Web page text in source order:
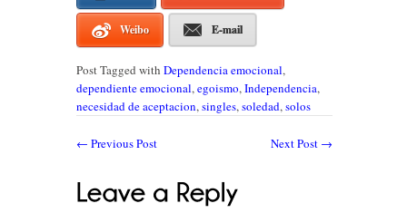
Weibo E-mail
Post Tagged with Dependencia emocional,
dependiente emocional,egoismo,Independencia,
necesidad de aceptacion,singles,soledad,solos
← Previous Post Next Post →